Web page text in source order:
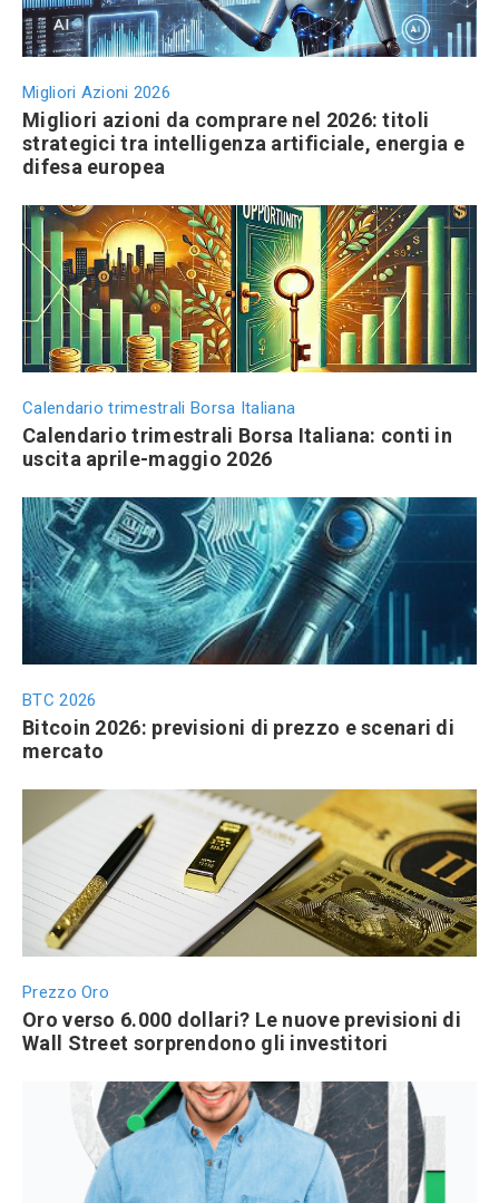
Migliori Azioni 2026
Migliori azioni da comprare nel 2026: titoli
strategici tra intelligenza artificiale, energia e
difesa europea
Calendario trimestrali Borsa Italiana
Calendario trimestrali Borsa Italiana: conti in
uscita aprile-maggio 2026
BTC 2026
Bitcoin 2026: previsioni di prezzo e scenari di
mercato
Prezzo Oro
Oro verso 6.000 dollari? Le nuove previsioni di
Wall Street sorprendono gli investitori